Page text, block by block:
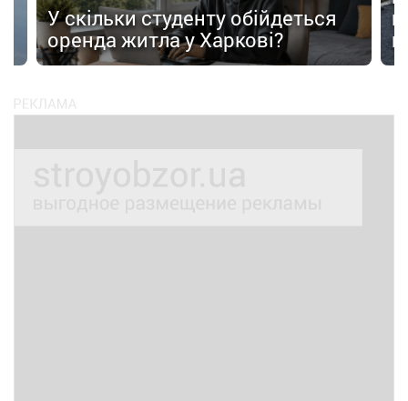
У скільки студенту обійдеться
оренда житла у Харкові?